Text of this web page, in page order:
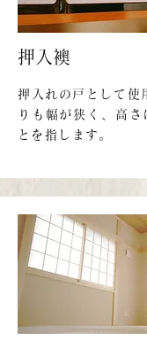
押入襖
押入れの戸として使
りも幅が狭く、高
とを指します。